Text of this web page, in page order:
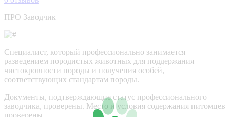
ПРО Заводчик
Специалист, который профессионально занимается
разведением породистых животных для поддержания
чистокровности породы и получения особей,
соответствующих стандартам породы.
Документы, подтверждающие статус профессионального
заводчика, проверены. Место и условия содержания питомцев
проверены